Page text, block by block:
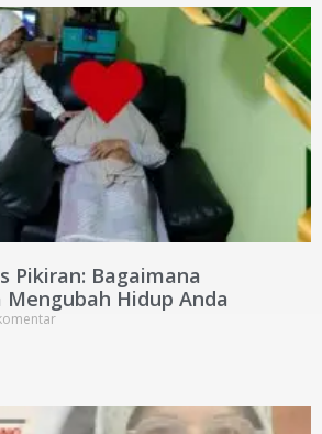
Pikiran: Bagaimana
Hidup Anda